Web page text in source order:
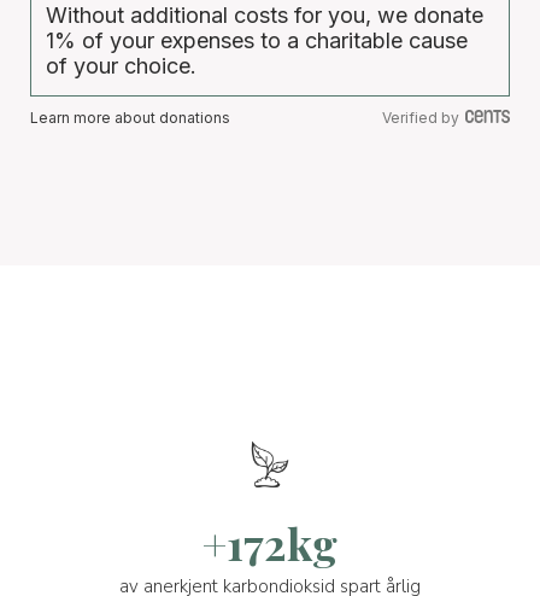
Without additional costs for you, we donate
1% of your expenses to a charitable cause
of your choice.
Learn more about donations Verified by
+172kg
av anerkjent karbondioksid spart årlig